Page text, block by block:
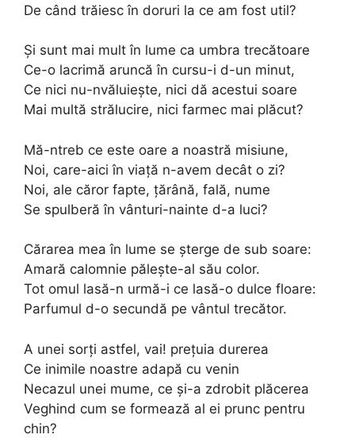
De când trăiesc în doruri la ce am fost util?
Și sunt mai mult în lume ca umbra trecătoare
Ce-o lacrimă aruncă în cursu-i d-un minut,
Ce nici nu-nvăluiește, nici dă acestui soare
Mai multă strălucire, nici farmec mai plăcut?
Mă-ntreb ce este oare a noastră misiune,
Noi, care-aici în viață n-avem decât o zi?
Noi, ale căror fapte, țărână, fală, nume
Se spulberă în vânturi-nainte d-a luci?
Cărarea mea în lume se șterge de sub soare:
Amară calomnie pălește-al său color.
Tot omul lasă-n urmă-i ce lasă-o dulce floare:
Parfumul d-o secundă pe vântul trecător.
A unei sorți astfel, vai! prețuia durerea
Ce inimile noastre adapă cu venin
Necazul unei mume, ce și-a zdrobit plăcerea
Veghind cum se formează al ei prunc pentru
chin?